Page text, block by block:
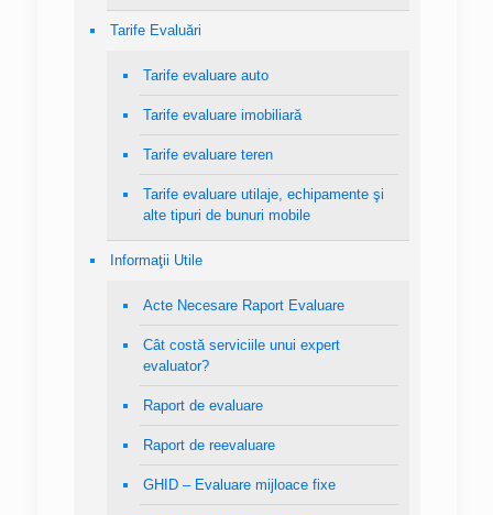
Tarife Evaluări
Tarife evaluare auto
Tarife evaluare imobiliară
Tarife evaluare teren
Tarife evaluare utilaje, echipamente şi
alte tipuri de bunuri mobile
Informaţii Utile
Acte Necesare Raport Evaluare
Cât costă serviciile unui expert
evaluator?
Raport de evaluare
Raport de reevaluare
GHID – Evaluare mijloace fixe